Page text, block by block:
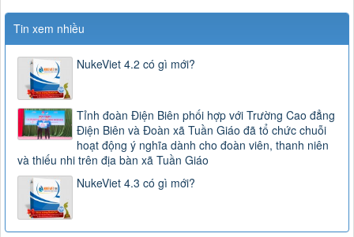
Tin xem nhiều
NukeViet 4.2 có gì mới?
Tỉnh đoàn Điện Biên phối hợp với Trường Cao đẳng
Điện Biên và Đoàn xã Tuần Giáo đã tổ chức chuỗi
hoạt động ý nghĩa dành cho đoàn viên, thanh niên
và thiếu nhi trên địa bàn xã Tuần Giáo
NukeViet 4.3 có gì mới?